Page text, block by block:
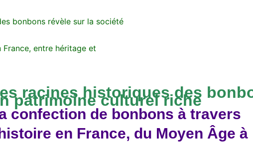
bonbons révèle sur la société
France, entre héritage et
racines historiques des
patrimoine culturel riche
confection de bonbons à travers
en France, du Moyen Âge à